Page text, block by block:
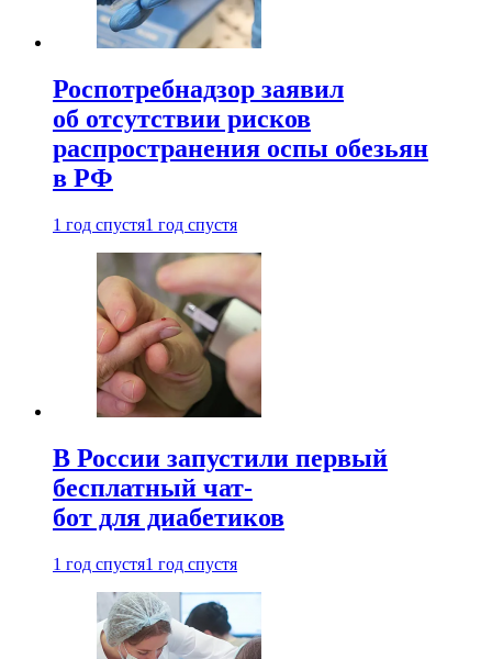
Роспотребнадзор заявил
об отсутствии рисков
распространения оспы обезьян
в РФ
1 год спустя1 год спустя
В России запустили первый
бесплатный чат-
бот для диабетиков
1 год спустя1 год спустя